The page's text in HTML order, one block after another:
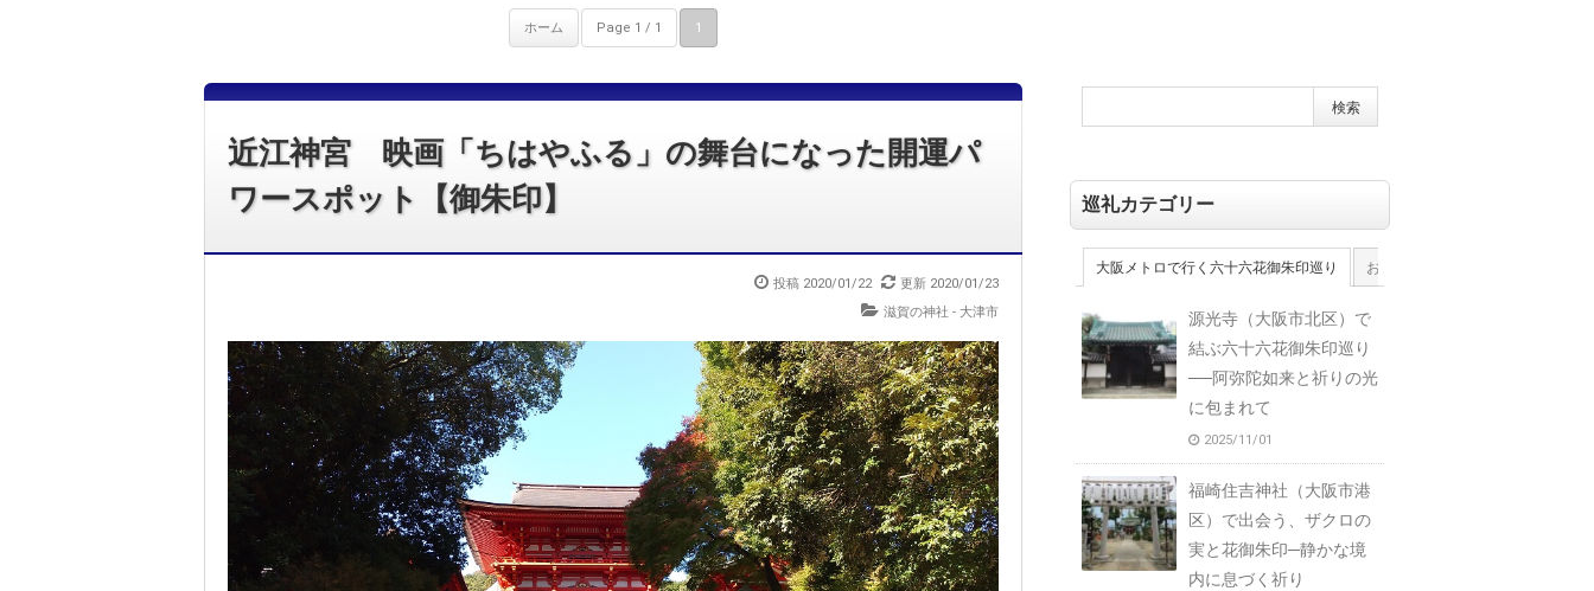
ホーム Page 1 / 1 1
近江神宮 映画「ちはやふる」の舞台になった開運パ
ワースポット【御朱印】
投稿 2020/01/22
更新 2020/01/23
滋賀の神社 - 大津市
巡礼カテゴリー
大阪メトロで行く六十六花御朱印巡り おおさか十三佛霊場
源光寺（大阪市北区）で
結ぶ六十六花御朱印巡り
──阿弥陀如来と祈りの光
に包まれて
2025/11/01
福崎住吉神社（大阪市港
区）で出会う、ザクロの
実と花御朱印─静かな境
内に息づく祈り